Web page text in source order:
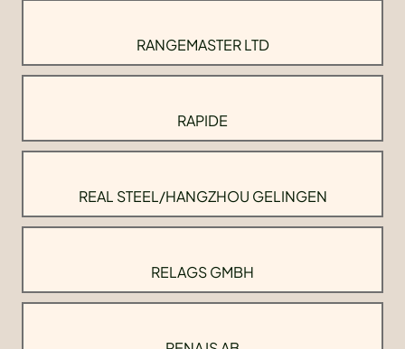
RANGEMASTER LTD
RAPIDE
REAL STEEL/HANGZHOU GELINGEN
RELAGS GMBH